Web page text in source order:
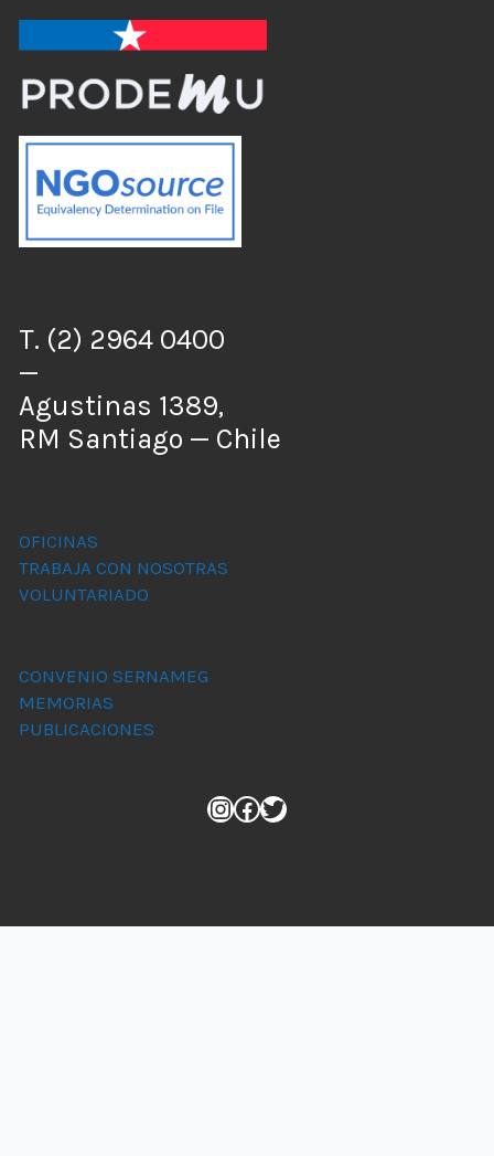
T. (2) 2964 0400
—
Agustinas 1389,
RM Santiago — Chile
OFICINAS
TRABAJA CON NOSOTRAS
VOLUNTARIADO
CONVENIO SERNAMEG
MEMORIAS
PUBLICACIONES
InstagramFacebook Twitter